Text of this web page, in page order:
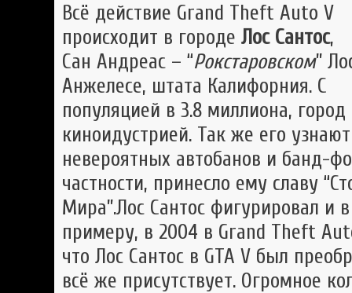
Всё действие Grand Theft Auto V
происходит в городе Лос Сантос,
Сан Андреас – “Рокстаровском”
Анжелесе, штата Калифорния. С
популяцией в 3.8 миллиона, город
киноидустрией. Так же его
невероятных автобанов и банд-
частности, принесло ему славу
Мира”.Лос Сантос фигурировал и
примеру, в 2004 в Grand Theft
что Лос Сантос в GTA V был
всё же присутствует. Огромное